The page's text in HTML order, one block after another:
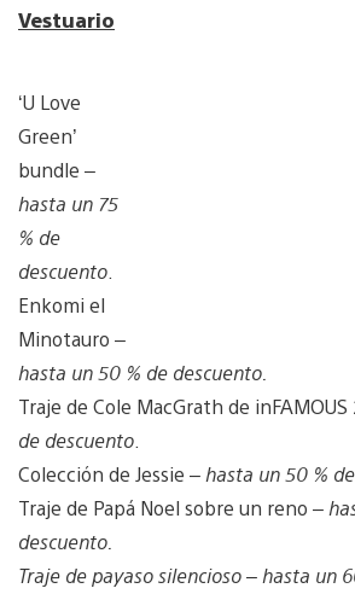
Vestuario
‘U Love
Green’
bundle –
hasta un 75
% de
descuento
Enkomi el
Minotauro –
hasta un 50 % de descuento.
Traje de Cole MacGrath de inFAMOUS
de descuento
Colección de Jessie – hasta un 50 %
Traje de Papá Noel sobre un reno –
descuento.
Traje de payaso silencioso – hasta un